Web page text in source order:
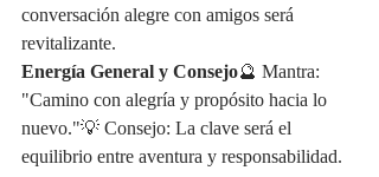
conversación alegre con amigos será
revitalizante.
Energía General y Consejo🔮 Mantra:
"Camino con alegría y propósito hacia lo
nuevo."💡 Consejo: La clave será el
equilibrio entre aventura y responsabilidad.